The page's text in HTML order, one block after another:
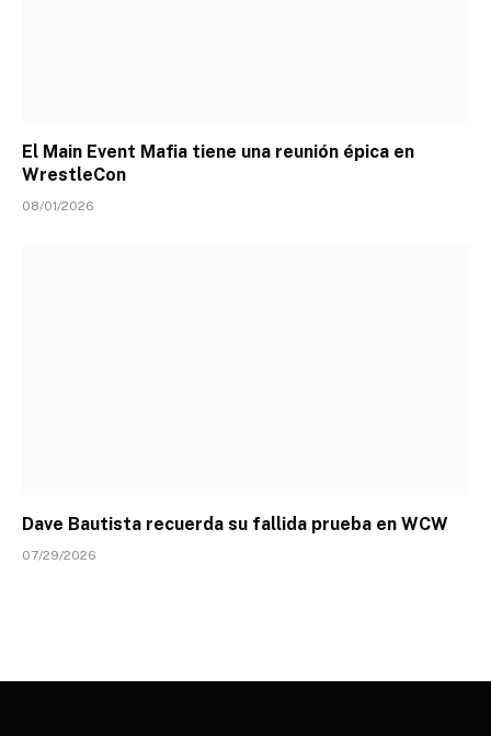
El Main Event Mafia tiene una reunión épica en
WrestleCon
08/01/2026
Dave Bautista recuerda su fallida prueba en WCW
07/29/2026